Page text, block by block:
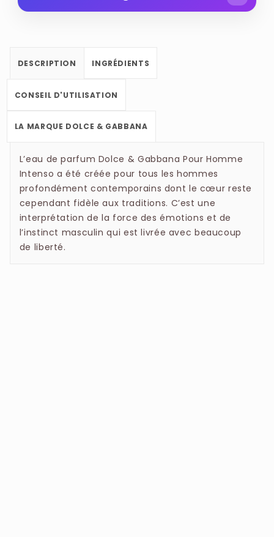
toutes les barrières et devenez enfin différente,
votre sex-appeal pour vous transformer en une
joyeusement les obstacles de la vie en gardant
lèvres.
L’idée qui a guidé le designer du flacon du
parfum The One était celle de toujours être
visible, célébrée et admirée. Ce flacon
personnifie le luxe et fait honneur à la tradition
de la parfumerie.
HYDROXYBENZOYL HEXYL BENZOATE,
ISOEUGENOL, AMYL CINNAMAL, CINNAMAL,
EUGENOL, CI 15985/YELLOW 6, CI
60730/EXT·VIOLET 2.
DESCRIPTION INGRÉDIENTS
CONSEIL D'UTILISATION
LA MARQUE DOLCE & GABBANA
L’eau de parfum Dolce & Gabbana Pour Homme
Intenso a été créée pour tous les hommes
profondément contemporains dont le cœur reste
cependant fidèle aux traditions. C’est une
interprétation de la force des émotions et de
l’instinct masculin qui est livrée avec beaucoup
de liberté.